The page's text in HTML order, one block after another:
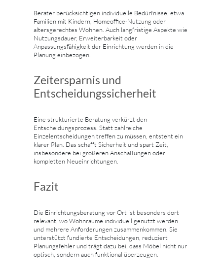
Berater berücksichtigen individuelle Bedürfnisse, etwa
Familien mit Kindern, Homeoffice-Nutzung oder
altersgerechtes Wohnen. Auch langfristige Aspekte wie
Nutzungsdauer, Erweiterbarkeit oder
Anpassungsfähigkeit der Einrichtung werden in die
Planung einbezogen.
Zeitersparnis und
Entscheidungssicherheit
Eine strukturierte Beratung verkürzt den
Entscheidungsprozess. Statt zahlreiche
Einzelentscheidungen treffen zu müssen, entsteht ein
klarer Plan. Das schafft Sicherheit und spart Zeit,
insbesondere bei größeren Anschaffungen oder
kompletten Neueinrichtungen.
Fazit
Die Einrichtungsberatung vor Ort ist besonders dort
relevant, wo Wohnräume individuell genutzt werden
und mehrere Anforderungen zusammenkommen. Sie
unterstützt fundierte Entscheidungen, reduziert
Planungsfehler und trägt dazu bei, dass Möbel nicht nur
optisch, sondern auch funktional überzeugen.